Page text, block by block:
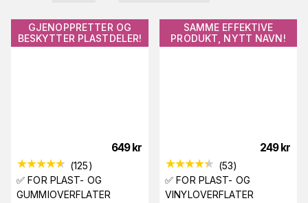
GJENOPPRETTER OG
BESKYTTER PLASTDELER!
649 kr
(125)
✅ FOR PLAST- OG
GUMMIOVERFLATER
SAMME EFFEKTIVE
PRODUKT, NYTT NAVN!
249 kr
(53)
✅ FOR PLAST- OG
VINYLOVERFLATER